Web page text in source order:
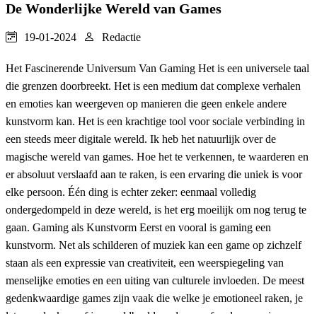
De Wonderlijke Wereld van Games
19-01-2024 Redactie
Het Fascinerende Universum Van Gaming Het is een universele taal
die grenzen doorbreekt. Het is een medium dat complexe verhalen
en emoties kan weergeven op manieren die geen enkele andere
kunstvorm kan. Het is een krachtige tool voor sociale verbinding in
een steeds meer digitale wereld. Ik heb het natuurlijk over de
magische wereld van games. Hoe het te verkennen, te waarderen en
er absoluut verslaafd aan te raken, is een ervaring die uniek is voor
elke persoon. Één ding is echter zeker: eenmaal volledig
ondergedompeld in deze wereld, is het erg moeilijk om nog terug te
gaan. Gaming als Kunstvorm Eerst en vooral is gaming een
kunstvorm. Net als schilderen of muziek kan een game op zichzelf
staan als een expressie van creativiteit, een weerspiegeling van
menselijke emoties en een uiting van culturele invloeden. De meest
gedenkwaardige games zijn vaak die welke je emotioneel raken, je